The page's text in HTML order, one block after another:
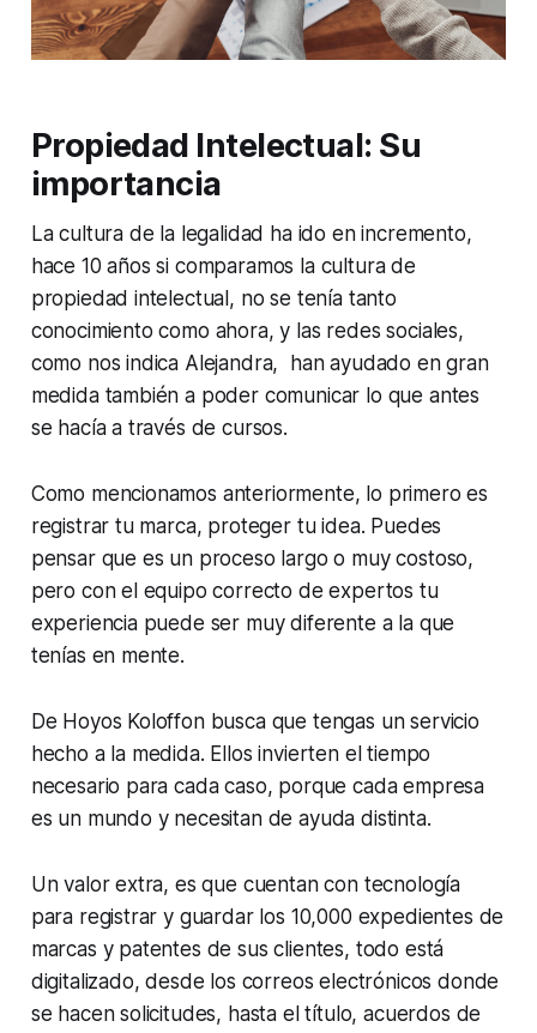
Propiedad Intelectual: Su
importancia
La cultura de la legalidad ha ido en incremento,
hace 10 años si comparamos la cultura de
propiedad intelectual, no se tenía tanto
conocimiento como ahora, y las redes sociales,
como nos indica Alejandra, han ayudado en gran
medida también a poder comunicar lo que antes
se hacía a través de cursos.
Como mencionamos anteriormente, lo primero es
registrar tu marca, proteger tu idea. Puedes
pensar que es un proceso largo o muy costoso,
pero con el equipo correcto de expertos tu
experiencia puede ser muy diferente a la que
tenías en mente.
De Hoyos Koloffon busca que tengas un servicio
hecho a la medida. Ellos invierten el tiempo
necesario para cada caso, porque cada empresa
es un mundo y necesitan de ayuda distinta.
Un valor extra, es que cuentan con tecnología
para registrar y guardar los 10,000 expedientes de
marcas y patentes de sus clientes, todo está
digitalizado, desde los correos electrónicos donde
se hacen solicitudes, hasta el título, acuerdos de